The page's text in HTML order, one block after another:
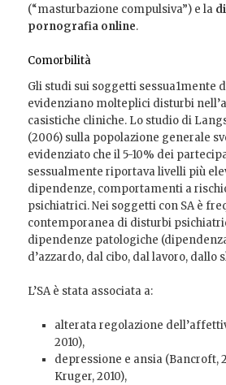
(“masturbazione compulsiva”) e la
pornografia online.
Comorbilità
Gli studi sui soggetti sessua1mente
evidenziano molteplici disturbi
casistiche cliniche. Lo studio di
(2006) sulla popolazione generale
evidenziato che il 5-10% dei
sessualmente riportava livelli più
dipendenze, comportamenti a
psichiatrici. Nei soggetti con SA è
contemporanea di disturbi
dipendenze patologiche
d’azzardo, dal cibo, dal lavoro, dallo
L’SA è stata associata a:
alterata regolazione
2010),
depressione e ansia (Bancroft,
Kruger, 2010),